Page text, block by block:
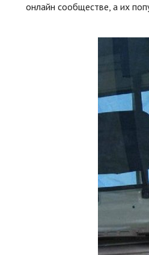
онлайн сообществе, а их